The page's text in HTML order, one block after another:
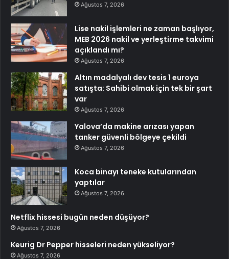
Ağustos 7, 2026
Lise nakil işlemleri ne zaman başlıyor,
MEB 2026 nakil ve yerleştirme takvimi
açıklandı mı?
Ağustos 7, 2026
Altın madalyalı dev tesis 1 euroya
satışta: Sahibi olmak için tek bir şart
var
Ağustos 7, 2026
Yalova’da makine arızası yapan
tanker güvenli bölgeye çekildi
Ağustos 7, 2026
Koca binayı teneke kutularından
yaptılar
Ağustos 7, 2026
Netflix hissesi bugün neden düşüyor?
Ağustos 7, 2026
Keurig Dr Pepper hisseleri neden yükseliyor?
Ağustos 7, 2026